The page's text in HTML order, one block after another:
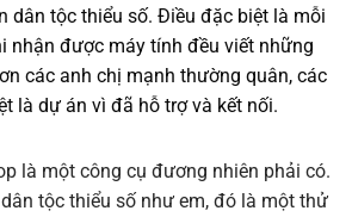
dân tộc thiểu số. Điều đặc biệt là mỗi
nhận được máy tính đều viết những
các anh chị mạnh thường quân, các
là dự án vì đã hỗ trợ và kết nối.
là một công cụ đương nhiên phải có.
tộc thiểu số như em, đó là một thử